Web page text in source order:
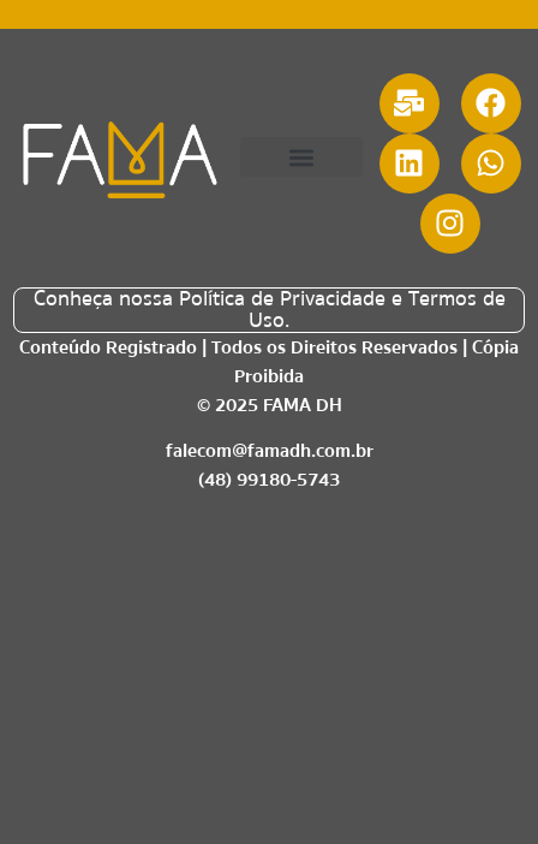
Conheça nossa Política de Privacidade e Termos de
Uso.
Conteúdo Registrado | Todos os Direitos Reservados | Cópia
Proibida
© 2025 FAMA DH
falecom@famadh.com.br
(48) 99180-5743